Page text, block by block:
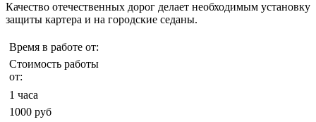
Качество отечественных дорог делает необходимым установку
защиты картера и на городские седаны.
Время в работе от:
Стоимость работы
от:
1 часа
1000 руб